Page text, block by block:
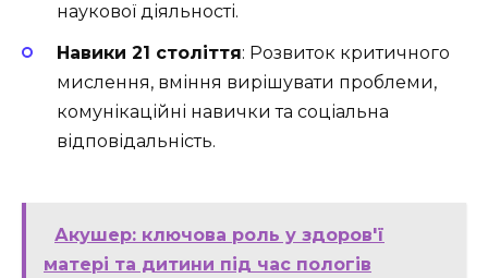
наукової діяльності.
Навики 21 століття: Розвиток критичного
мислення, вміння вирішувати проблеми,
комунікаційні навички та соціальна
відповідальність.
Акушер: ключова роль у здоров'ї
матері та дитини під час пологів